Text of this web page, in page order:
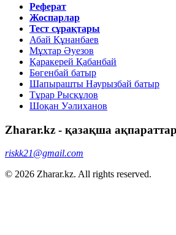
Реферат
Жоспарлар
Тест сұрақтары
Абай Құнанбаев
Мұхтар Әуезов
Қаракерей Қабанбай
Бөгенбай батыр
Шапырашты Наурызбай батыр
Тұрар Рысқұлов
Шоқан Уәлиханов
Zharar.kz - қазақша
riskk21@gmail.com
© 2026 Zharar.kz. All rights reserved.